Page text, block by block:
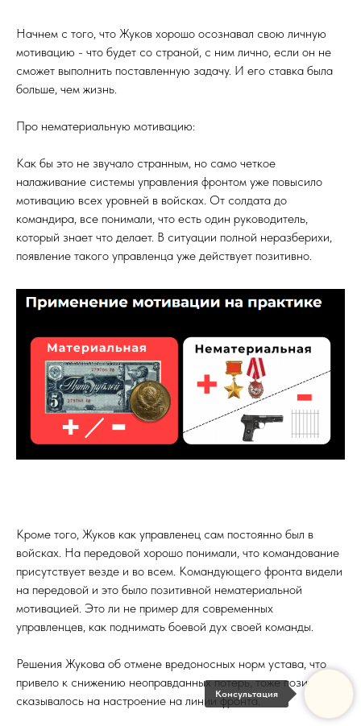
Начнем с того, что Жуков хорошо осознавал свою личную
мотивацию - что будет со страной, с ним лично, если он не
сможет выполнить поставленную задачу. И его ставка была
больше, чем жизнь.
Про нематериальную мотивацию:
Как бы это не звучало странным, но само четкое
налаживание системы управления фронтом уже повысило
мотивацию всех уровней в войсках. От солдата до
командира, все понимали, что есть один руководитель,
который знает что делает. В ситуации полной неразберихи,
появление такого управленца уже действует позитивно.
Кроме того, Жуков как управленец сам постоянно был в
войсках. На передовой хорошо понимали, что командование
присутствует везде и во всем. Командующего фронта видели
на передовой и это было позитивной нематериальной
мотивацией. Это ли не пример для современных
управленцев, как поднимать боевой дух своей команды.
Решения Жукова об отмене вредоносных норм устава, что
привело к снижению неоправданных потерь, тоже позитивно
сказывалось на настроение на линии фронта.
Консультация